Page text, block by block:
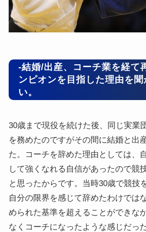
-結婚/出産、コーチ業を経て
ンピオンを目指した理由を聞
い。
30歳まで現役を続けた後、同じ実業
を務めたのですがその間に結婚と出
た。コーチを辞めた理由としては、
して強くなれる自信があったので競
と思ったからです。当時30歳で競技
自分の限界を感じて辞めたわけでは
められた基準を超えることができな
なくコーチになったような感じだっ